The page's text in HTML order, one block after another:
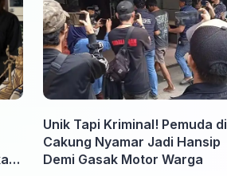
Unik Tapi Kriminal! Pemuda di
Cakung Nyamar Jadi Hansip
Demi Gasak Motor Warga